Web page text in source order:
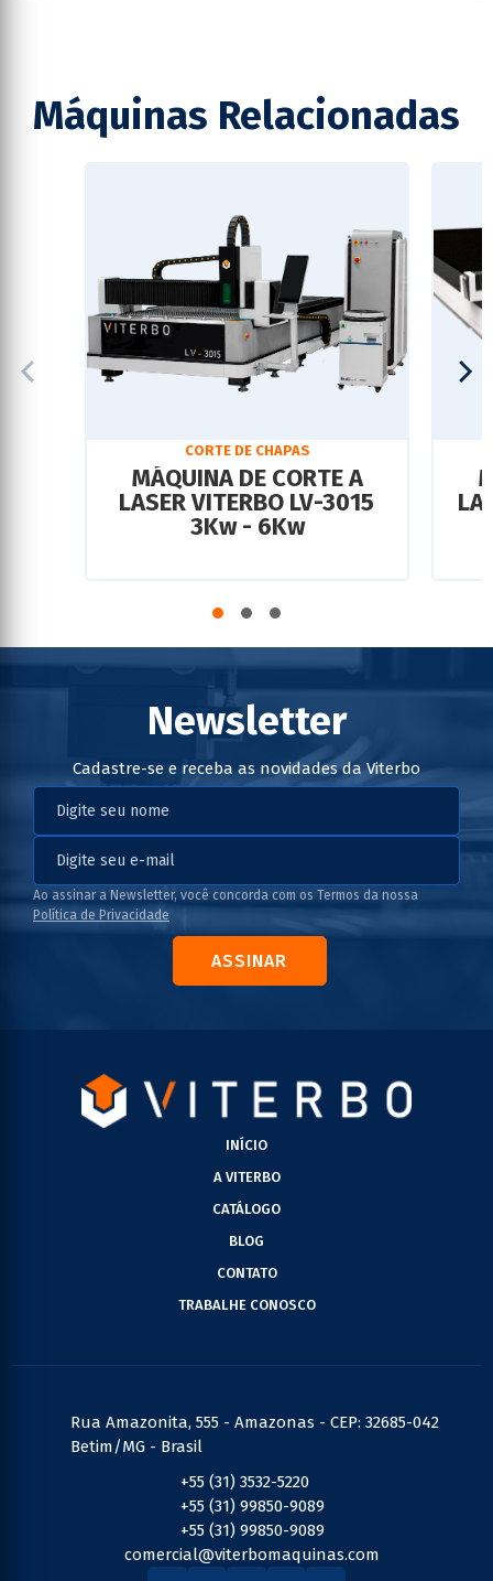
Máquinas Relacionadas
CORTE DE CHAPAS
MÁQUINA DE CORTE A
LASER VITERBO LV-3015
3Kw - 6Kw
Newsletter
Cadastre-se e receba as novidades da Viterbo
Ao assinar a Newsletter, você concorda com os Termos da nossa
Política de Privacidade
ASSINAR
INÍCIO
A VITERBO
CATÁLOGO
BLOG
CONTATO
TRABALHE CONOSCO
Rua Amazonita, 555 - Amazonas - CEP: 32685-042
Betim/MG - Brasil
+55 (31) 3532-5220
+55 (31) 99850-9089
+55 (31) 99850-9089
comercial@viterbomaquinas.com